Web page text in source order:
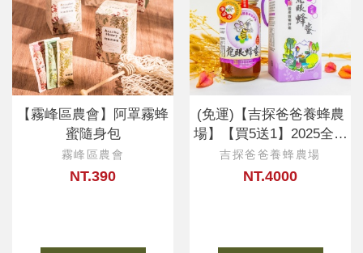
【霧峰區農會】阿罩霧蜂
蜜隨身包
霧峰區農會
NT.390
(免運)【吉探爸爸養蜂農
場】【買5送1】2025全國
頭等蜂蜜
吉探爸爸養蜂農場
NT.4000